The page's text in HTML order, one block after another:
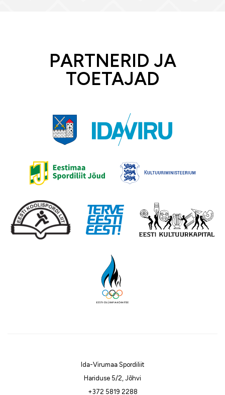
PARTNERID JA
TOETAJAD
Ida-Virumaa Spordiliit
Hariduse 5/2, Jõhvi
+372 5819 2288